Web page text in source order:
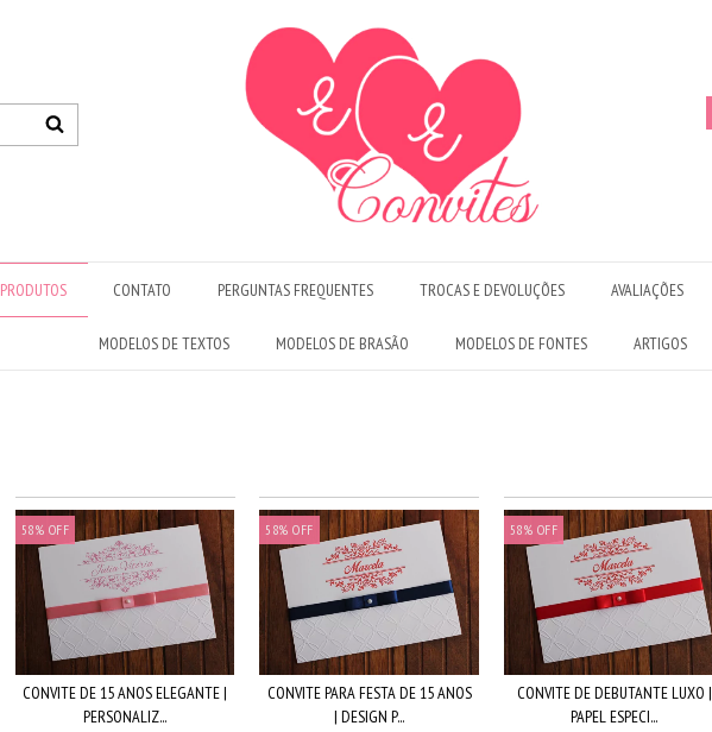
PRODUTOS CONTATO PERGUNTAS FREQUENTES TROCAS E DEVOLUÇÕES AVALIAÇÕES
MODELOS DE TEXTOS MODELOS DE BRASÃO MODELOS DE FONTES ARTIGOS
58% OFF
CONVITE DE 15 ANOS ELEGANTE |
PERSONALIZ...
58%OFF
CONVITE PARA FESTA DE 15 ANOS
| DESIGN P...
58% OFF
CONVITE DE DEBUTANTE LUXO |
PAPEL ESPECI...